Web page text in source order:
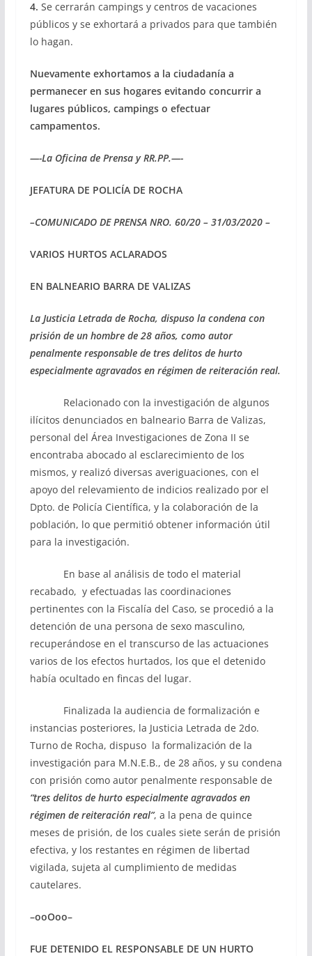
4. Se cerrarán campings y centros de vacaciones
públicos y se exhortará a privados para que también
lo hagan.
Nuevamente exhortamos a la ciudadanía a
permanecer en sus hogares evitando concurrir a
lugares públicos, campings o efectuar
campamentos.
—-La Oficina de Prensa y RR.PP.—-
JEFATURA DE POLICÍA DE ROCHA
–COMUNICADO DE PRENSA NRO. 60/20 – 31/03/2020 –
VARIOS HURTOS ACLARADOS
EN BALNEARIO BARRA DE VALIZAS
La Justicia Letrada de Rocha, dispuso la condena con
prisión de un hombre de 28 años, como autor
penalmente responsable de tres delitos de hurto
especialmente agravados en régimen de reiteración real.
Relacionado con la investigación de algunos
ilícitos denunciados en balneario Barra de Valizas,
personal del Área Investigaciones de Zona II se
encontraba abocado al esclarecimiento de los
mismos, y realizó diversas averiguaciones, con el
apoyo del relevamiento de indicios realizado por el
Dpto. de Policía Científica, y la colaboración de la
población, lo que permitió obtener información útil
para la investigación.
En base al análisis de todo el material
recabado, y efectuadas las coordinaciones
pertinentes con la Fiscalía del Caso, se procedió a la
detención de una persona de sexo masculino,
recuperándose en el transcurso de las actuaciones
varios de los efectos hurtados, los que el detenido
había ocultado en fincas del lugar.
Finalizada la audiencia de formalización e
instancias posteriores, la Justicia Letrada de 2do.
Turno de Rocha, dispuso la formalización de la
investigación para M.N.E.B., de 28 años, y su condena
con prisión como autor penalmente responsable de
“tres delitos de hurto especialmente agravados en
régimen de reiteración real”, a la pena de quince
meses de prisión, de los cuales siete serán de prisión
efectiva, y los restantes en régimen de libertad
vigilada, sujeta al cumplimiento de medidas
cautelares.
–ooOoo–
FUE DETENIDO EL RESPONSABLE DE UN HURTO